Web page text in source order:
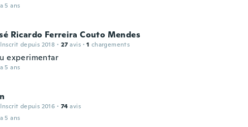
5 ans
Ricardo Ferreira Couto Mendes
Inscrit depuis 2018 · 27 avis · 1 chargements
experimentar
5 ans
Inscrit depuis 2016 · 74 avis
5 ans